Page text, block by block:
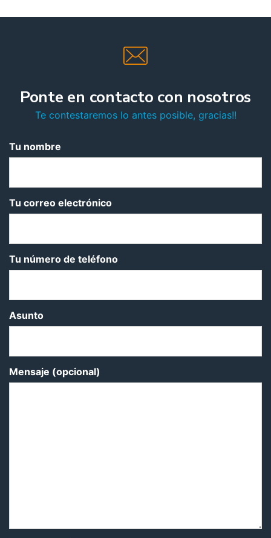
Ponte en contacto con nosotros
Te contestaremos lo antes posible, gracias!!
Tu nombre
Tu correo electrónico
Tu número de teléfono
Asunto
Mensaje (opcional)